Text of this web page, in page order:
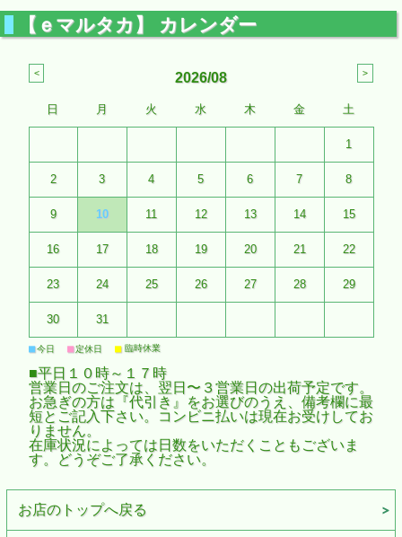
【ｅマルタカ】 カレンダー
2026/08
日 月 火 水 木 金 土
1
2 3 4 5 6 7 8
9 10 11 12 13 14 15
16 17 18 19 20 21 22
23 24 25 26 27 28 29
30 31
■今日 ■定休日 ■ 臨時休業
■平日１０時～１７時
営業日のご注文は、翌日〜３営業日の出荷予定です。
お急ぎの方は『代引き』をお選びのうえ、備考欄に最
短とご記入下さい。コンビニ払いは現在お受けしてお
りません。
在庫状況によっては日数をいただくこともございま
す。どうぞご了承ください。
お店のトップへ戻る